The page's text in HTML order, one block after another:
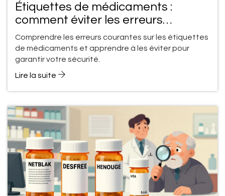
Étiquettes de médicaments :
comment éviter les erreurs
d'interprétation
Comprendre les erreurs courantes sur les étiquettes
de médicaments et apprendre à les éviter pour
garantir votre sécurité.
Lire la suite